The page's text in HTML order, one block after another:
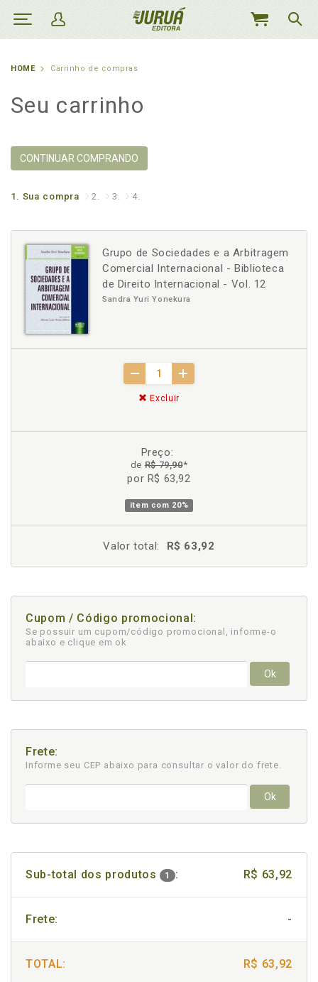
MEU
HOME Carrinho de compras
Seu carrinho
CONTINUAR COMPRANDO
1. Sua compra 2. 3. 4.
Grupo de Sociedades e a Arbitragem
Comercial Internacional - Biblioteca
de Direito Internacional - Vol. 12
Sandra Yuri Yonekura
Excluir
Preço:
deR$ 79,90*
por R$ 63,92
item com 20%
Valor total: R$ 63,92
Cupom / Código promocional:
Se possuir um cupom/código promocional, informe-o
abaixo e clique em ok
Ok
Frete:
Informe seu CEP abaixo para consultar o valor do frete.
Ok
Sub-total dos produtos 1 : R$ 63,92
Frete: -
TOTAL: R$ 63,92